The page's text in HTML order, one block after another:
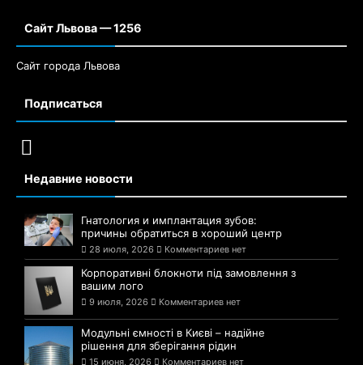
Сайт Львова — 1256
Сайт города Львова
Подписаться
Недавние новости
Гнатология и имплантация зубов:
причины обратиться в хороший центр
28 июля, 2026 Комментариев нет
Корпоративні блокноти під замовлення з
вашим лого
9 июля, 2026 Комментариев нет
Модульні ємності в Києві – надійне
рішення для зберігання рідин
15 июня, 2026 Комментариев нет